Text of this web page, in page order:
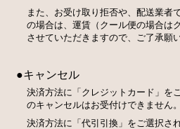
また、お受け取り拒否や、配送業者
の場合は、運賃（クール便の場合は
させていただきますので、ご了承願
●キャンセル
決済方法に「クレジットカード」を
のキャンセルはお受付けできません。
決済方法に「代引引換」をご選択さ